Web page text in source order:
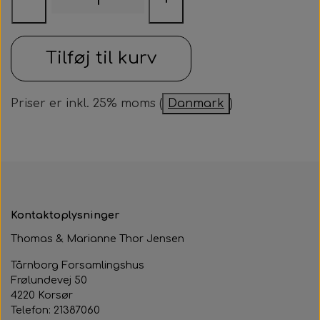
Om huset
Historie
Hjertestarteren
Tårnborg Forsamlingshus bestyrelse
Besøg af kildebakken
Fastelavnsfest
Julebazar
Aften med Phillip Devantier og Benjamin
Fotograf
Tilføj til kurv
Priser er inkl. 25% moms ( Danmark )
Kontaktoplysninger
Thomas & Marianne Thor Jensen
Tårnborg Forsamlingshus
Frølundevej 50
4220 Korsør
Telefon: 21387060